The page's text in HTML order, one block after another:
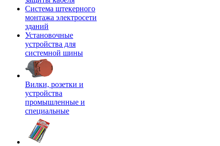
Система штекерного
монтажа электросети
зданий
Установочные
устройства для
системной шины
Вилки, розетки и
устройства
промышленные и
специальные